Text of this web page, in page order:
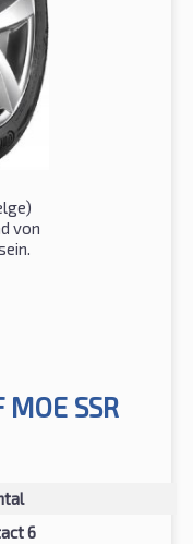
von
SSR
6